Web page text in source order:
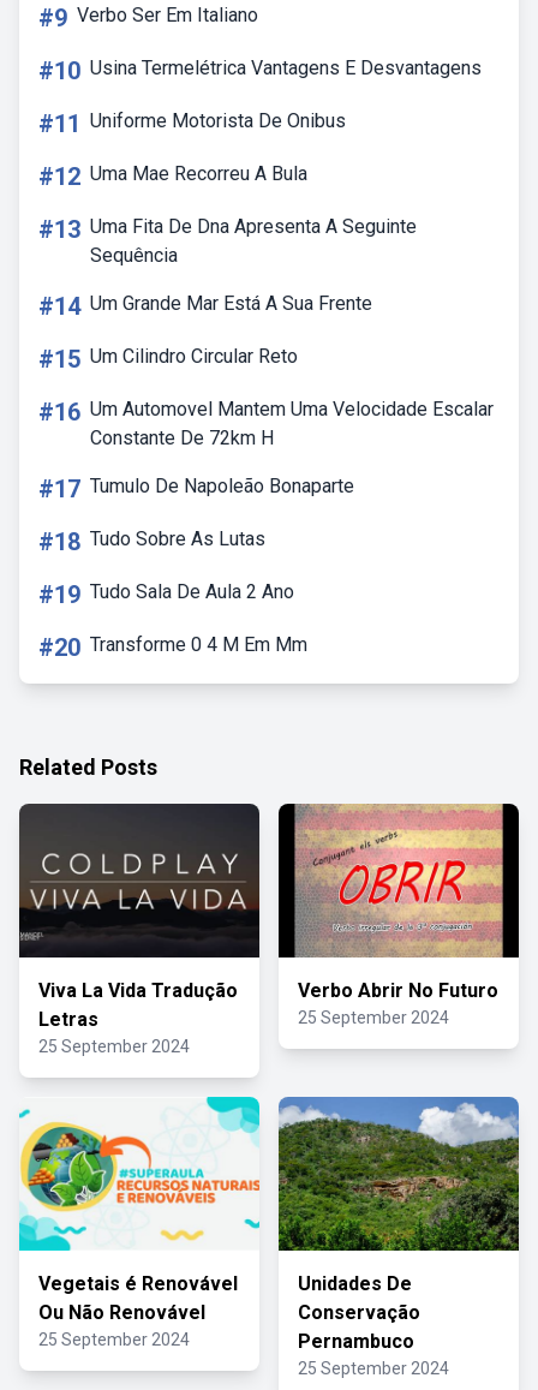
#9 Verbo Ser Em Italiano
#10 Usina Termelétrica Vantagens E Desvantagens
#11 Uniforme Motorista De Onibus
#12 Uma Mae Recorreu A Bula
#13 Uma Fita De Dna Apresenta A Seguinte
Sequência
#14 Um Grande Mar Está A Sua Frente
#15 Um Cilindro Circular Reto
#16 Um Automovel Mantem Uma Velocidade Escalar
Constante De 72km H
#17 Tumulo De Napoleão Bonaparte
#18 Tudo Sobre As Lutas
#19 Tudo Sala De Aula 2 Ano
#20 Transforme 0 4 M Em Mm
Related Posts
Viva La Vida Tradução
Letras
25 September 2024
Verbo Abrir No Futuro
25 September 2024
Vegetais é Renovável
Ou Não Renovável
25 September 2024
Unidades De
Conservação
Pernambuco
25 September 2024